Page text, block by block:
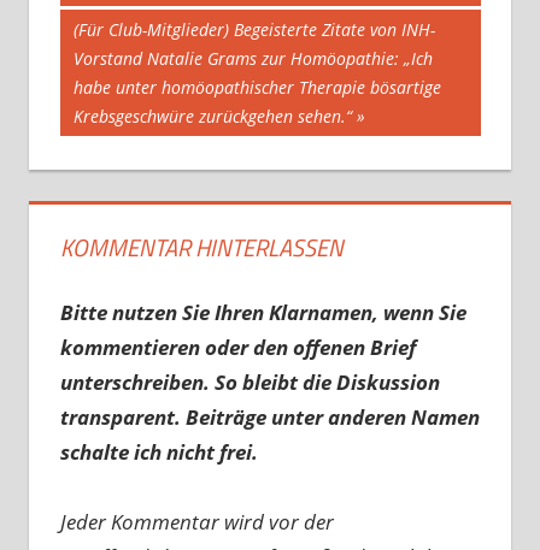
Nächster
Beitrag:
(Für Club-Mitglieder) Begeisterte Zitate von INH-
Vorstand Natalie Grams zur Homöopathie: „Ich
habe unter homöopathischer Therapie bösartige
Krebsgeschwüre zurückgehen sehen.“
KOMMENTAR HINTERLASSEN
Bitte nutzen Sie Ihren Klarnamen, wenn Sie
kommentieren oder den offenen Brief
unterschreiben. So bleibt die Diskussion
transparent. Beiträge unter anderen Namen
schalte ich nicht frei.
Jeder Kommentar wird vor der